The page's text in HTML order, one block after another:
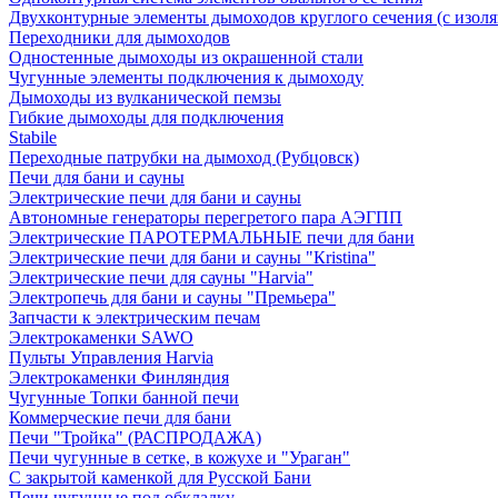
Двухконтурные элементы дымоходов круглого сечения (с
Переходники для дымоходов
Одностенные дымоходы из окрашенной стали
Чугунные элементы подключения к дымоходу
Дымоходы из вулканической пемзы
Гибкие дымоходы для подключения
Stabile
Переходные патрубки на дымоход (Рубцовск)
Печи для бани и сауны
Электрические печи для бани и сауны
Автономные генераторы перегретого пара АЭГПП
Электрические ПАРОТЕРМАЛЬНЫЕ печи для бани
Электрические печи для бани и сауны "Кristina"
Электрические печи для сауны "Harvia"
Электропечь для бани и сауны "Премьера"
Запчасти к электрическим печам
Электрокаменки SAWO
Пульты Управления Harvia
Электрокаменки Финляндия
Чугунные Топки банной печи
Коммерческие печи для бани
Печи "Тройка" (РАСПРОДАЖА)
Печи чугунные в сетке, в кожухе и "Ураган"
С закрытой каменкой для Русской Бани